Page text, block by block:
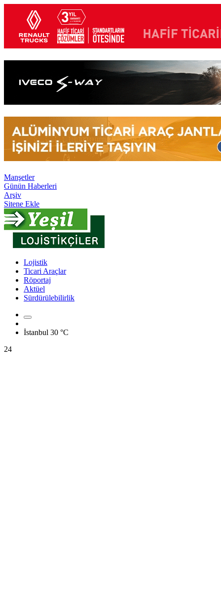
Manşetler
Günün Haberleri
Arşiv
Sitene Ekle
Lojistik
Ticari Araçlar
Röportaj
Aktüel
Sürdürülebilirlik
İstanbul 30 °C
24